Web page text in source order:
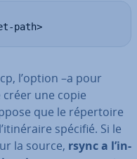
path>
l’option –a pour
créer une copie
que le ré­per­toire
spécifié. Si le
la source, rsync a l’in­